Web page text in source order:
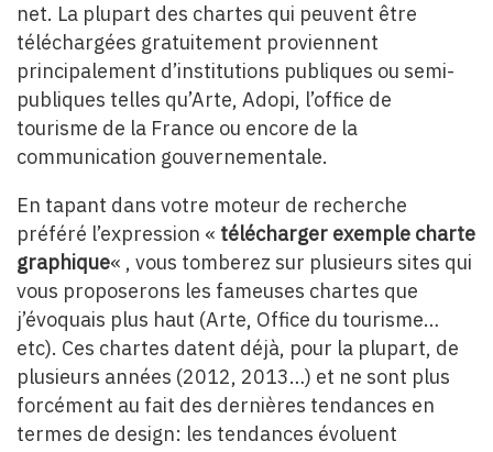
net. La plupart des chartes qui peuvent être
téléchargées gratuitement proviennent
principalement d’institutions publiques ou semi-
publiques telles qu’Arte, Adopi, l’office de
tourisme de la France ou encore de la
communication gouvernementale.
En tapant dans votre moteur de recherche
préféré l’expression « télécharger exemple charte
graphique« , vous tomberez sur plusieurs sites qui
vous proposerons les fameuses chartes que
j’évoquais plus haut (Arte, Office du tourisme…
etc). Ces chartes datent déjà, pour la plupart, de
plusieurs années (2012, 2013…) et ne sont plus
forcément au fait des dernières tendances en
termes de design: les tendances évoluent